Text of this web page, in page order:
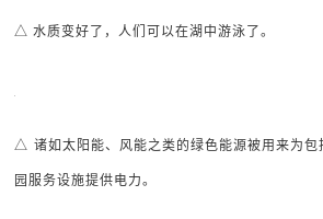
△ 水质变好了，人们可以在湖中游泳了。
△ 诸如太阳能、风能之类的绿色能源被用来为包
园服务设施提供电力。